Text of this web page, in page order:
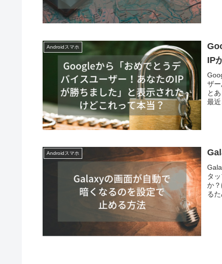
Androidスマホ
IP
ザ
と
最
Androidスマホ
タ
か
る